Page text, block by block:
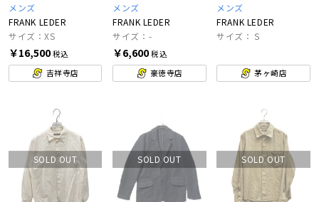
メンズ
FRANK LEDER
サイズ：XS
￥16,500税込
吉祥寺店
メンズ
FRANK LEDER
サイズ：-
￥6,600税込
豪徳寺店
メンズ
FRANK LEDER
サイズ：Ｓ
茅ヶ崎店
SOLD OUT SOLD OUT SOLD OUT